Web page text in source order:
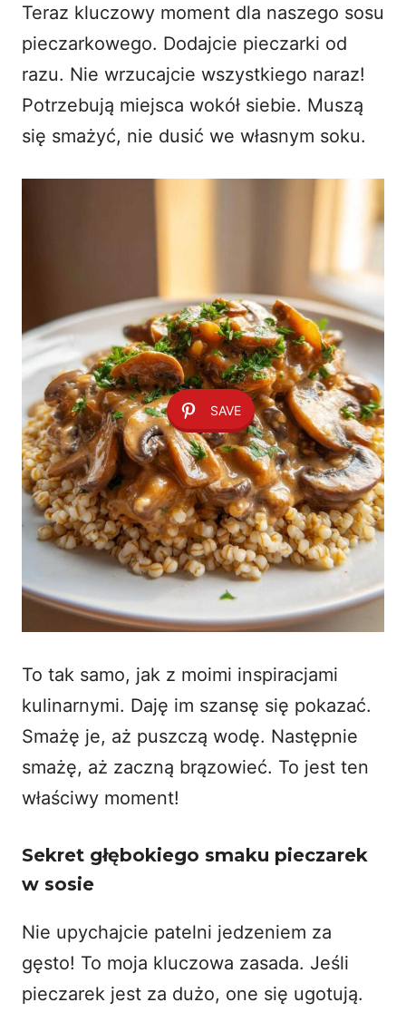
Teraz kluczowy moment dla naszego sosu
pieczarkowego. Dodajcie pieczarki od
razu. Nie wrzucajcie wszystkiego naraz!
Potrzebują miejsca wokół siebie. Muszą
się smażyć, nie dusić we własnym soku.
SAVE
To tak samo, jak z moimi inspiracjami
kulinarnymi. Daję im szansę się pokazać.
Smażę je, aż puszczą wodę. Następnie
smażę, aż zaczną brązowieć. To jest ten
właściwy moment!
Sekret głębokiego smaku pieczarek
w sosie
Nie upychajcie patelni jedzeniem za
gęsto! To moja kluczowa zasada. Jeśli
pieczarek jest za dużo, one się ugotują.